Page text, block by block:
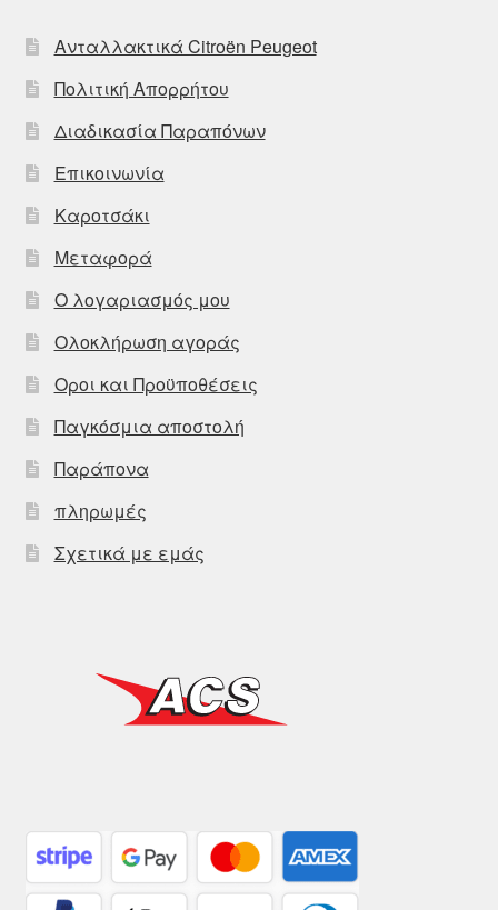
Ανταλλακτικά Citroën Peugeot
Πολιτική Απορρήτου
Διαδικασία Παραπόνων
Επικοινωνία
Καροτσάκι
Μεταφορά
Ο λογαριασμός μου
Ολοκλήρωση αγοράς
Οροι και Προϋποθέσεις
Παγκόσμια αποστολή
Παράπονα
πληρωμές
Σχετικά με εμάς